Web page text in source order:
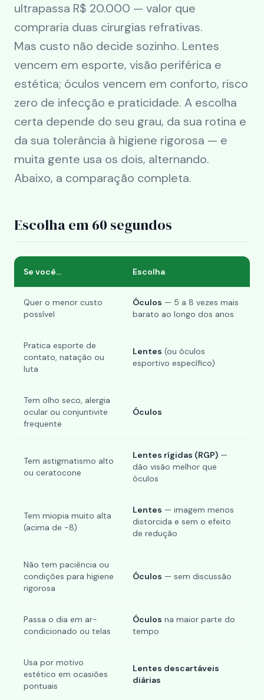
ultrapassa R$ 20.000 — valor que
compraria duas cirurgias refrativas.
Mas custo não decide sozinho. Lentes
vencem em esporte, visão periférica e
estética; óculos vencem em conforto, risco
zero de infecção e praticidade. A escolha
certa depende do seu grau, da sua rotina e
da sua tolerância à higiene rigorosa — e
muita gente usa os dois, alternando.
Abaixo, a comparação completa.
Escolha em 60 segundos
Se você... Escolha
Quer o menor custo
possível
Óculos — 5 a 8 vezes mais
barato ao longo dos anos
Pratica esporte de
contato, natação ou
luta
Lentes (ou óculos
esportivo específico)
Tem olho seco, alergia
ocular ou conjuntivite
frequente
Óculos
Tem astigmatismo alto
ou ceratocone
Lentes rígidas (RGP) —
dão visão melhor que
óculos
Tem miopia muito alta
(acima de -8)
Lentes — imagem menos
distorcida e sem o efeito
de redução
Não tem paciência ou
condições para higiene
rigorosa
Óculos — sem discussão
Passa o dia em ar-
condicionado ou telas
Óculos na maior parte do
tempo
Usa por motivo
estético em ocasiões
pontuais
Lentes descartáveis
diárias